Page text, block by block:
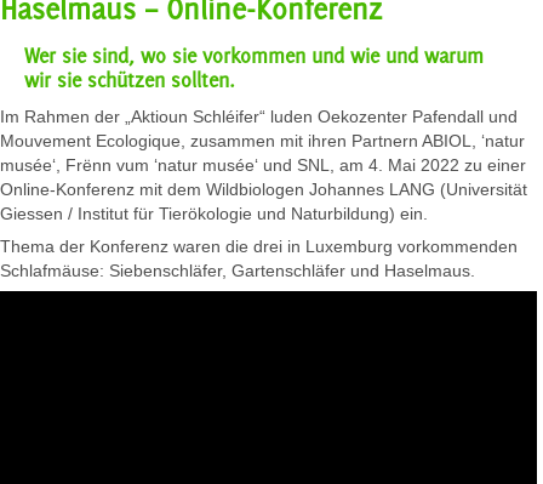
Haselmaus – Online-Konferenz
Wer sie sind, wo sie vorkommen und wie und warum
wir sie schützen sollten.
Im Rahmen der „Aktioun Schléifer“ luden Oekozenter Pafendall und
Mouvement Ecologique, zusammen mit ihren Partnern ABIOL, ‘natur
musée‘, Frënn vum ‘natur musée‘ und SNL, am 4. Mai 2022 zu einer
Online-Konferenz mit dem Wildbiologen Johannes LANG (Universität
Giessen / Institut für Tierökologie und Naturbildung) ein.
Thema der Konferenz waren die drei in Luxemburg vorkommenden
Schlafmäuse: Siebenschläfer, Gartenschläfer und Haselmaus.